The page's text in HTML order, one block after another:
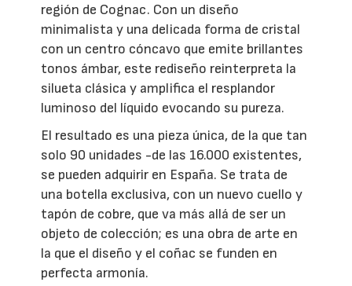
región de Cognac. Con un diseño
minimalista y una delicada forma de cristal
con un centro cóncavo que emite brillantes
tonos ámbar, este rediseño reinterpreta la
silueta clásica y amplifica el resplandor
luminoso del líquido evocando su pureza.
El resultado es una pieza única, de la que tan
solo 90 unidades -de las 16.000 existentes,
se pueden adquirir en España. Se trata de
una botella exclusiva, con un nuevo cuello y
tapón de cobre, que va más allá de ser un
objeto de colección; es una obra de arte en
la que el diseño y el coñac se funden en
perfecta armonía.